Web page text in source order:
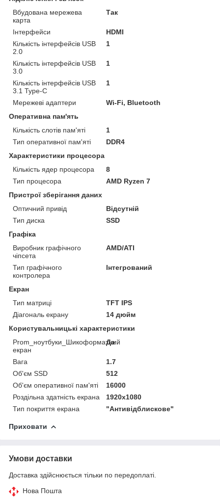
Вбудована мережева
карта
Так
Інтерфейси
HDMI
Кількість інтерфейсів USB
2.0
1
Кількість інтерфейсів USB
3.0
1
Кількість інтерфейсів USB
3.1 Type-C
1
Мережеві адаптери
Wi-Fi, Bluetooth
Оперативна пам'ять
Кількість слотів пам'яті
1
Тип оперативної пам'яті
DDR4
Характеристики процесора
Кількість ядер процесора
8
Тип процесора
AMD Ryzen 7
Пристрої зберігання даних
Оптичний привід
Відсутній
Тип диска
SSD
Графіка
Виробник графічного
чіпсета
AMD/ATI
Тип графічного
контролера
Інтегрований
Екран
Тип матриці
TFT IPS
Діагональ екрану
14 дюйм
Користувальницькі характеристики
Prom_ноутбуки_Шикоформатний
екран
Да
Вага
1.7
Об'єм SSD
512
Об'єм оперативної пам'яті
16000
Роздільна здатність екрана
1920x1080
Тип покриття екрана
"Антивідблискове"
Приховати
Умови доставки
Доставка здійснюється тільки по передоплаті.
Нова Пошта